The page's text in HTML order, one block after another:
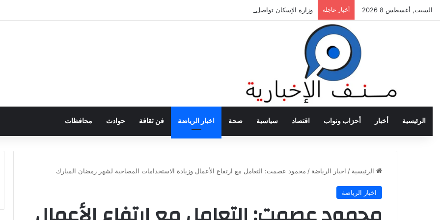
السبت, أغسطس 8 2026 أخبار عاجلة وزارة الإسكان تواصل طرح فرص استثمارية متنوعة من خلال المنصات الرقمية للاستثمار المصري والأجنبي
الرئيسية أخبار أحزاب ونواب اقتصاد سياسية صحة اخبار الرياضة فن ثقافة حوادث محافظات
الرئيسية / اخبار الرياضة / محمود عصمت: التعامل مع ارتفاع الأعمال وزيادة الاستخدامات المصاحبة لشهر رمضان المبارك
اخبار الرياضة